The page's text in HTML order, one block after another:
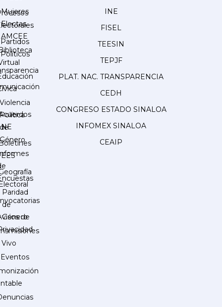
Partidos
Políticos
de
Mujeres
Electas
AMCEE
Violencia
Política
de
Género
Paridad
de
Género
Eventos
INE
FISEL
TEESIN
TEPJF
PLAT. NAC. TRANSPARENCIA
CEDH
CONGRESO ESTADO SINALOA
INFOMEX SINALOA
CEAIP